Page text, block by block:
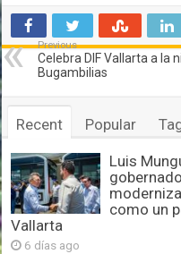
Previous
Celebra DIF Vallarta a la
Bugambilias
Recent Popular
Luis
como un
Vallarta
6 días ago